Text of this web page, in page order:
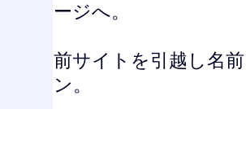
ージへ。
前サイトを引越し名
ン。